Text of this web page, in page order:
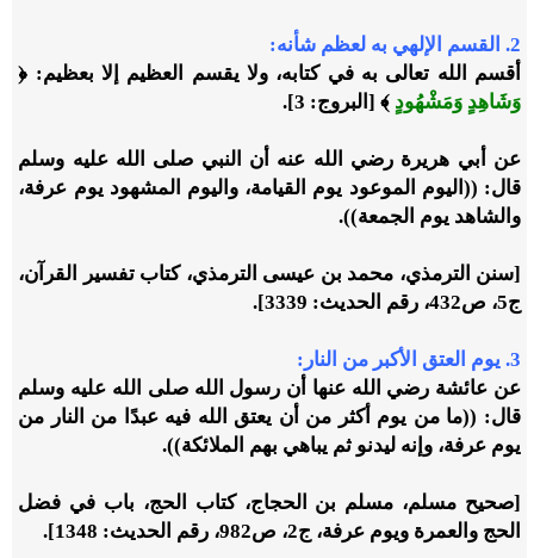
2. القسم الإلهي به لعظم شأنه:
أقسم الله تعالى به في كتابه، ولا يقسم العظيم إلا بعظيم: ﴿
وَشَاهِدٍ وَمَشْهُودٍ ﴾ [البروج: 3].
عن أبي هريرة رضي الله عنه أن النبي صلى الله عليه وسلم
قال: ((اليوم الموعود يوم القيامة، واليوم المشهود يوم عرفة،
والشاهد يوم الجمعة)).
[سنن الترمذي، محمد بن عيسى الترمذي، كتاب تفسير القرآن،
ج5، ص432، رقم الحديث: 3339].
3. يوم العتق الأكبر من النار:
عن عائشة رضي الله عنها أن رسول الله صلى الله عليه وسلم
قال: ((ما من يوم أكثر من أن يعتق الله فيه عبدًا من النار من
يوم عرفة، وإنه ليدنو ثم يباهي بهم الملائكة)).
[صحيح مسلم، مسلم بن الحجاج، كتاب الحج، باب في فضل
الحج والعمرة ويوم عرفة، ج2، ص982، رقم الحديث: 1348].